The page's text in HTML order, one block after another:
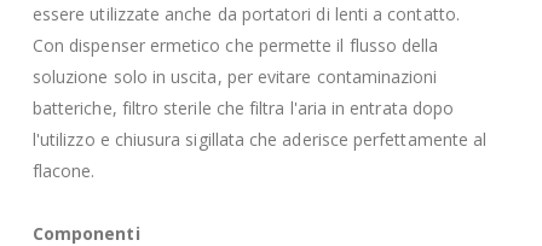
essere utilizzate anche da portatori di lenti a contatto.
Con dispenser ermetico che permette il flusso della
soluzione solo in uscita, per evitare contaminazioni
batteriche, filtro sterile che filtra l'aria in entrata dopo
l'utilizzo e chiusura sigillata che aderisce perfettamente al
flacone.
Componenti